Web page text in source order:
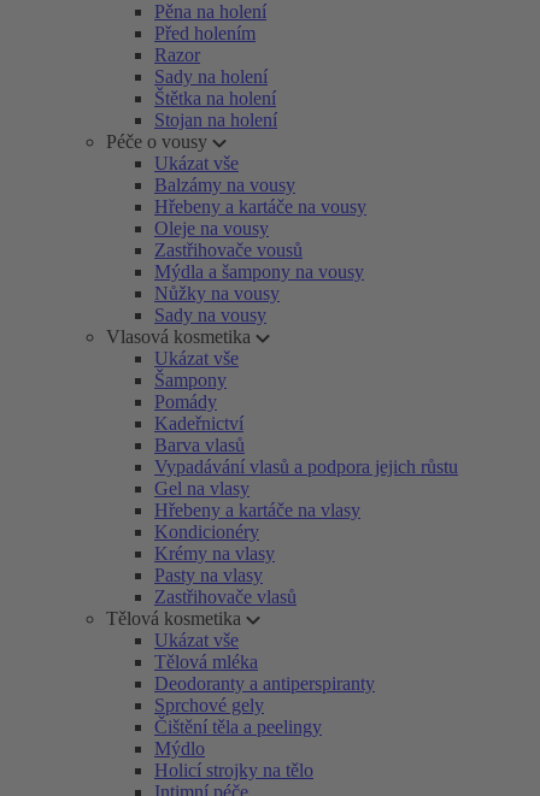
Pěna na holení
Před holením
Razor
Sady na holení
Štětka na holení
Stojan na holení
Péče o vousy
Ukázat vše
Balzámy na vousy
Hřebeny a kartáče na vousy
Oleje na vousy
Zastřihovače vousů
Mýdla a šampony na vousy
Nůžky na vousy
Sady na vousy
Vlasová kosmetika
Ukázat vše
Šampony
Pomády
Kadeřnictví
Barva vlasů
Vypadávání vlasů a podpora jejich růstu
Gel na vlasy
Hřebeny a kartáče na vlasy
Kondicionéry
Krémy na vlasy
Pasty na vlasy
Zastřihovače vlasů
Tělová kosmetika
Ukázat vše
Tělová mléka
Deodoranty a antiperspiranty
Sprchové gely
Čištění těla a peelingy
Mýdlo
Holicí strojky na tělo
Intimní péče